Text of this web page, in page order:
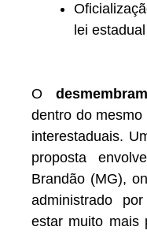
lei
O
dentro do
interestaduais.
proposta
Brandão (MG),
administrado
estar muito mais